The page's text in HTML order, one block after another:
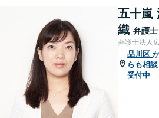
五十嵐
織 弁護士
弁護士法人
品川区
らも相談
受付中